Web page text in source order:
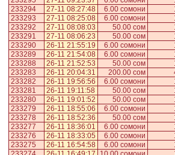
233294
27-11 08:27:48 6.00 сомони
233293
27-11 08:25:08 6.00 сомони
233292
27-11 08:08:03 50.00 сом
233291
27-11 08:06:23 50.00 сом
233290
26-11 21:55:19 6.00 сомони
233289
26-11 21:54:08 6.00 сомони
233288
26-11 21:52:53 50.00 сом
233283
26-11 20:04:31 200.00 сом
233282
26-11 19:56:56 6.00 сомони
233281
26-11 19:11:58 50.00 сом
233280
26-11 19:01:52 50.00 сом
233279
26-11 18:55:06 6.00 сомони
233278
26-11 18:52:36 50.00 сом
233277
26-11 18:36:01 6.00 сомони
233276
26-11 18:33:05 6.00 сомони
233275
26-11 16:54:58 6.00 сомони